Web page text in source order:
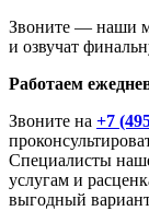
Звоните — наши
и озвучат
Работаем
Звоните на +7
Специалисты
услугам и
выгодный